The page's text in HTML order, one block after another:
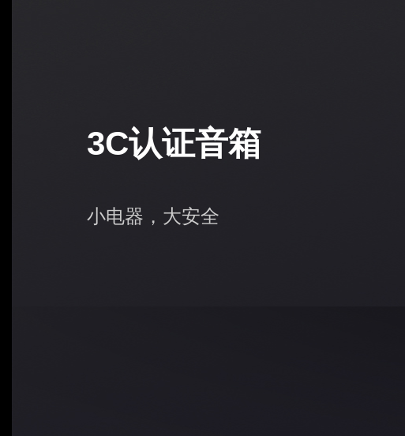
3C认证音箱
小电器，大安全